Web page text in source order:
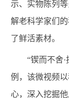
示、实物陈列
解老科学家们
了鲜活素材。
“锲而不舍·
例，该微视频
心，深入挖掘